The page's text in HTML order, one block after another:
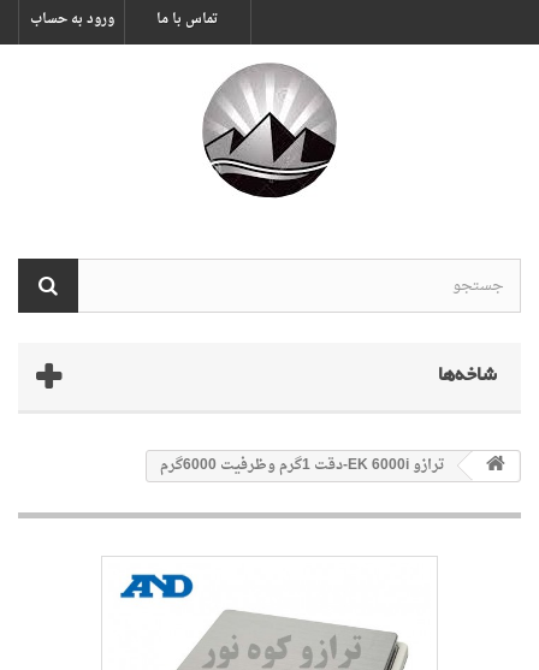
ورود به حساب تماس با ما
شاخه‌ها
ترازو EK 6000i-دقت 1گرم وظرفیت 6000گرم